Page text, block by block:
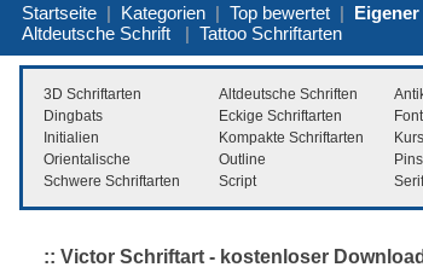
Startseite | Kategorien | Top bewertet |
Altdeutsche Schrift | Tattoo Schriftarten
3D Schriftarten Altdeutsche Schriften
Dingbats
Eckige Schriftarten
Initialien
Kompakte Schriftarten
Orientalische
Outline
Schwere Schriftarten
Script
:: Victor Schriftart - kostenloser